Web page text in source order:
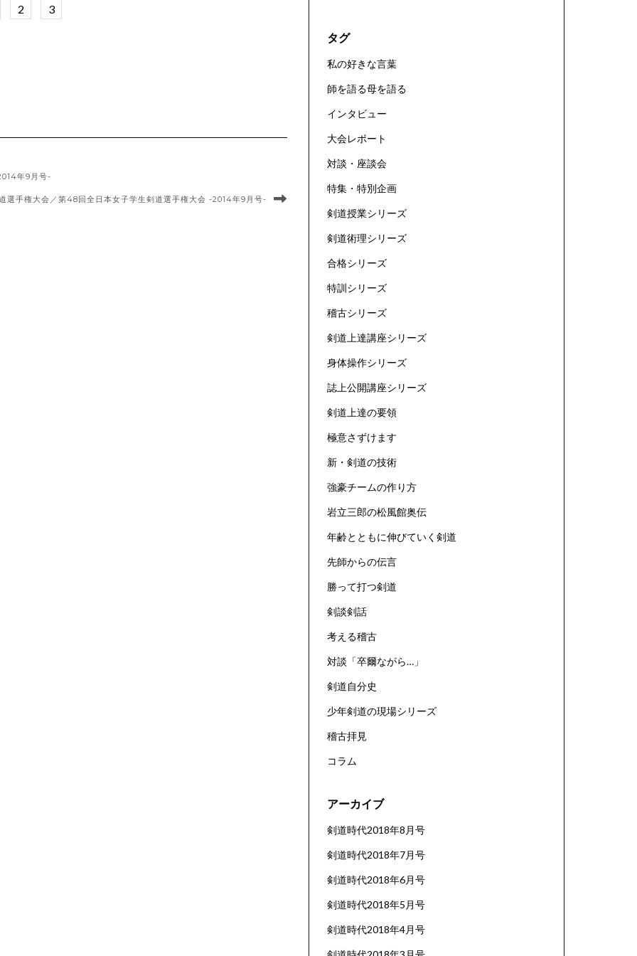
2 3
年9月号-
選手権大会／第48回全日本女子学生剣道選手権大会 -2014年9月号-
タグ
私の好きな言葉
師を語る母を語る
インタビュー
大会レポート
対談・座談会
特集・特別企画
剣道授業シリーズ
剣道術理シリーズ
合格シリーズ
特訓シリーズ
稽古シリーズ
剣道上達講座シリーズ
身体操作シリーズ
誌上公開講座シリーズ
剣道上達の要領
極意さずけます
新・剣道の技術
強豪チームの作り方
岩立三郎の松風館奥伝
年齢とともに伸びていく剣道
先師からの伝言
勝って打つ剣道
剣談剣話
考える稽古
対談「卒爾ながら…」
剣道自分史
少年剣道の現場シリーズ
稽古拝見
コラム
アーカイブ
剣道時代2018年8月号
剣道時代2018年7月号
剣道時代2018年6月号
剣道時代2018年5月号
剣道時代2018年4月号